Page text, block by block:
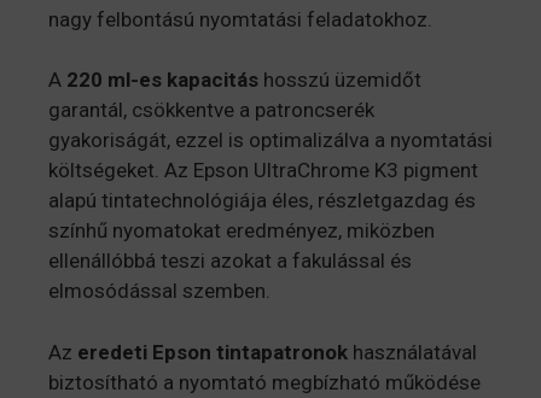
nagy felbontású nyomtatási feladatokhoz.
A 220 ml-es kapacitás hosszú üzemidőt
garantál, csökkentve a patroncserék
gyakoriságát, ezzel is optimalizálva a nyomtatási
költségeket. Az Epson UltraChrome K3 pigment
alapú tintatechnológiája éles, részletgazdag és
színhű nyomatokat eredményez, miközben
ellenállóbbá teszi azokat a fakulással és
elmosódással szemben.
Az eredeti Epson tintapatronok használatával
biztosítható a nyomtató megbízható működése